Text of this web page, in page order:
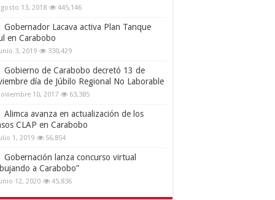
13, 2018 445,146
Gobernador Lacava activa Plan Tanque
en Carabobo
3, 2019 330,429
Gobierno de Carabobo decretó 13 de
día de Júbilo Regional No Laborable
10, 2017 63,385
Alimca avanza en actualización de los
CLAP en Carabobo
1, 2019 56,854
Gobernación lanza concurso virtual
a Carabobo”
12, 2020 45,836